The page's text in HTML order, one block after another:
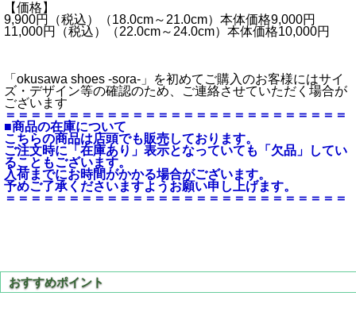
【価格】
9,900円（税込）（18.0cm～21.0cm）本体価格9,000円
11,000円（税込）（22.0cm～24.0cm）本体価格10,000円
「okusawa shoes -sora-」を初めてご購入のお客様にはサイ
ズ・デザイン等の確認のため、ご連絡させていただく場合が
ございます
＝＝＝＝＝＝＝＝＝＝＝＝＝＝＝＝＝＝＝＝＝＝＝＝＝＝＝
■商品の在庫について
こちらの商品は店頭でも販売しております。
ご注文時に「在庫あり」表示となっていても「欠品」してい
ることもございます。
入荷までにお時間がかかる場合がございます。
予めご了承くださいますようお願い申し上げます。
＝＝＝＝＝＝＝＝＝＝＝＝＝＝＝＝＝＝＝＝＝＝＝＝＝＝＝